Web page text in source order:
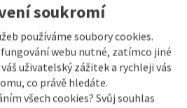
soukromí
používáme soubory cookies.
webu nutné, zatímco jiné
uživatelský zážitek a rychleji vás
co právě hledáte.
všech cookies? Svůj souhlas